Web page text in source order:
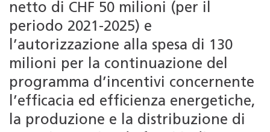
netto di CHF 50 milioni (per il
periodo 2021-2025) e
l’autorizzazione alla spesa di 130
milioni per la continuazione del
programma d’incentivi concernente
l’efficacia ed efficienza energetiche,
la produzione e la distribuzione di